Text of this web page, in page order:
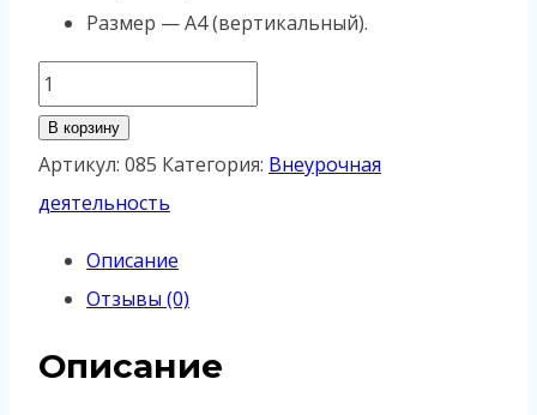
Размер — А4 (вертикальный).
Количество
товара
Географический
календарь
март
2026
В корзину
Артикул: 085 Категория: Внеурочная
деятельность
Описание
Отзывы (0)
Описание